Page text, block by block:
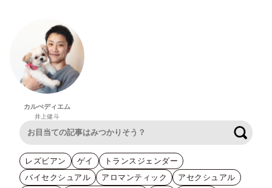
カルぺディエム
井上健斗
レズビアン ゲイ
トランスジェンダー
バイセクシュアル
アロマンティック
アセクシュアル